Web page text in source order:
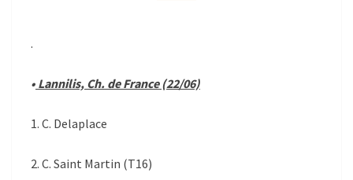
.
• Lannilis, Ch. de France (22/06)
1. C. Delaplace
2. C. Saint Martin (T16)